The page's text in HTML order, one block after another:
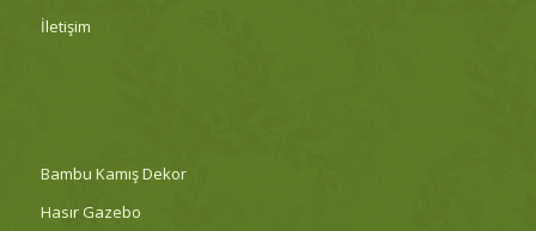
İletişim
Bambu Kamış Dekor
Hasır Gazebo